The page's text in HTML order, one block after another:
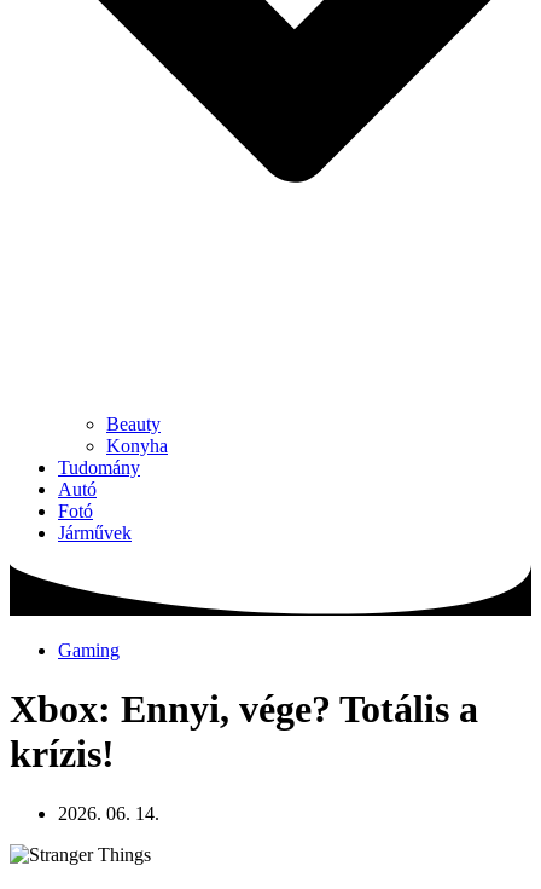
Beauty
Konyha
Tudomány
Autó
Fotó
Járművek
Gaming
Xbox: Ennyi, vége? Totális a
krízis!
2026. 06. 14.